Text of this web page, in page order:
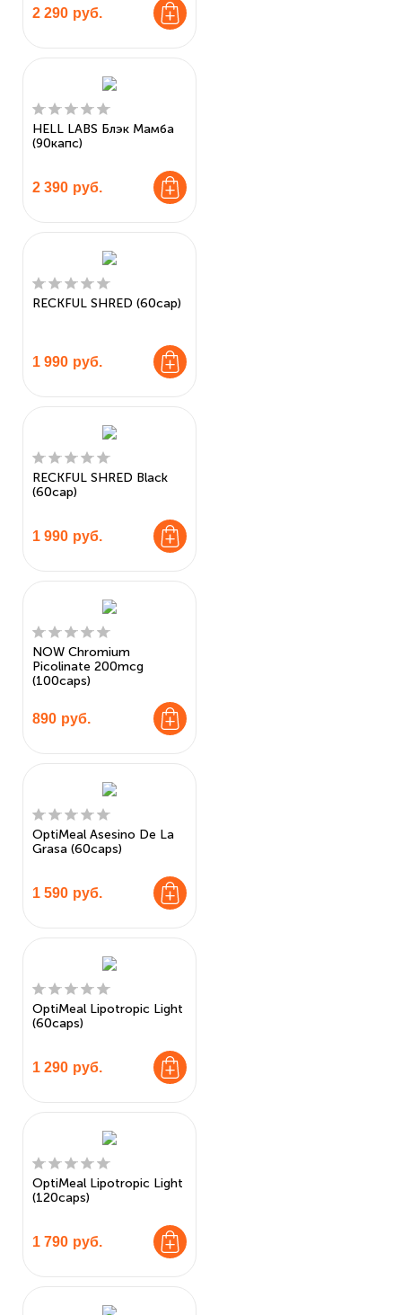
2 290 руб.
HELL LABS Блэк Мамба
(90капс)
2 390 руб.
RECKFUL SHRED (60cap)
1 990 руб.
RECKFUL SHRED Black
(60cap)
1 990 руб.
NOW Chromium
Picolinate 200mcg
(100caps)
890 руб.
OptiMeal Asesino De La
Grasa (60caps)
1 590 руб.
OptiMeal Lipotropic Light
(60caps)
1 290 руб.
OptiMeal Lipotropic Light
(120caps)
1 790 руб.